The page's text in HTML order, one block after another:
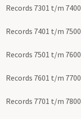
Records 7301 t/m 7400
Records 7401 t/m 7500
Records 7501 t/m 7600
Records 7601 t/m 7700
Records 7701 t/m 7800